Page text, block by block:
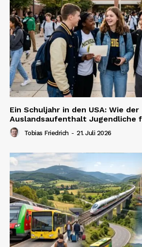
Ein Schuljahr in den USA: Wie der
Auslandsaufenthalt Jugendliche
Tobias Friedrich - 21. Juli 2026